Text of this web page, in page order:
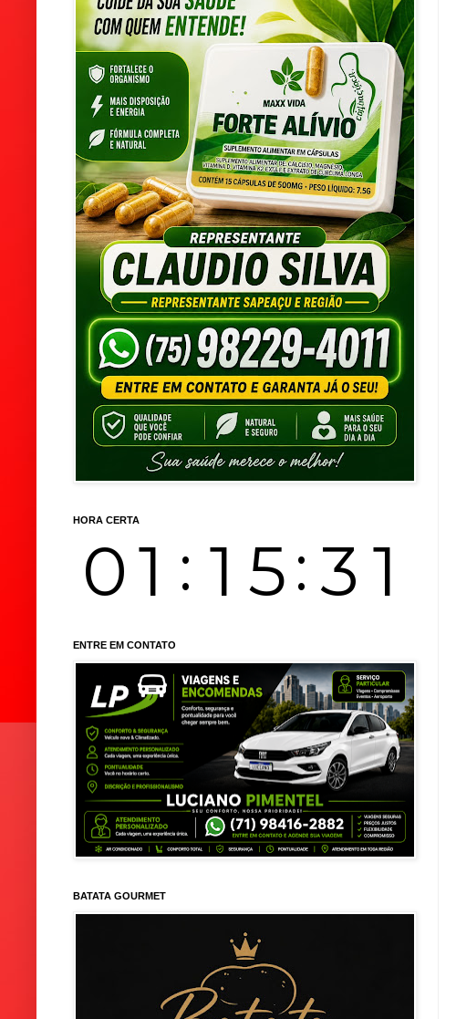
HORA CERTA
ENTRE EM CONTATO
BATATA GOURMET